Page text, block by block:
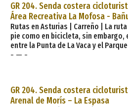
de «Gulpiyuri»;despu
GR 204. Senda costera
Área Recreativa La Mofosa -
Rutas en Asturias | Carreño | La
pie como en bicicleta, sin embargo,
entre la Punta de La Vaca y el
presenta escaleras. Una buena
Peñas. Se encuentra dentro del
- — -
GR 204. Senda costera
Arenal de Morís – La Espasa